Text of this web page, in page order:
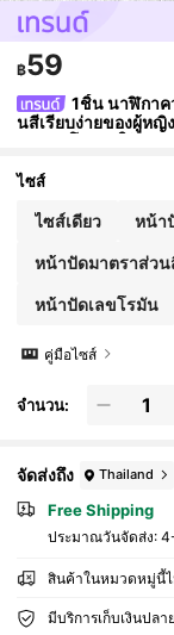
฿59
1ชิ้น นาฬิกาค
นสีเรียบง่ายของผู้หญิ
ไซส์
ไซส์เดียว หน้า
หน้าปัดมาตราส่วน
หน้าปัดเลขโรมัน
คู่มือไซส์
จำนวน:
จัดส่งถึง Thailand
Free Shipping
ประมาณวันจัดส่ง:
สินค้าในหมวดหมู่นี้ไ